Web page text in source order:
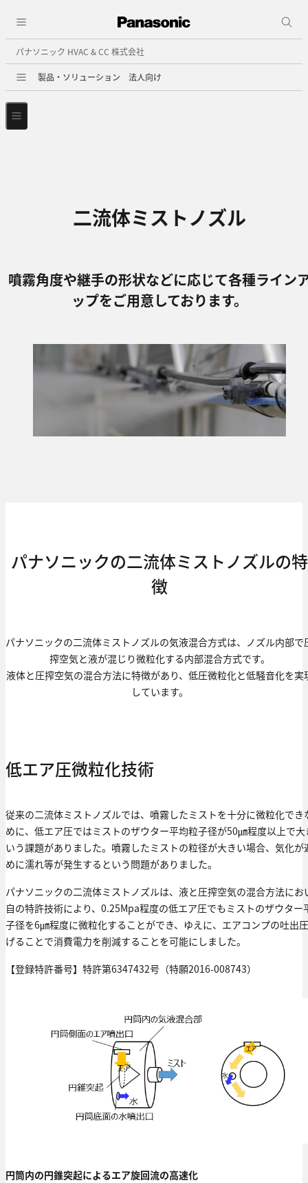
パナソニック HVAC & CC 株式会社
製品・ソリューション 法人向け
二流体ミストノズル
噴霧角度や継手の形状などに応じて各種ライン
ップをご用意しております。
パナソニックの二流体ミストノズルの特
徴
パナソニックの二流体ミストノズルの気液混合方式は、ノズル内部で
搾空気と液が混じり微粒化する内部混合方式です。
液体と圧搾空気の混合方法に特徴があり、低圧微粒化と低騒音化を実
しています。
低エア圧微粒化技術
従来の二流体ミストノズルでは、噴霧したミストを十分に微粒化でき
めに、低エア圧ではミストのザウター平均粒子径が50㎛程度以上で
いう課題がありました。噴霧したミストの粒径が大きい場合、気化が
めに濡れ等が発生するという問題がありました。
パナソニックの二流体ミストノズルは、液と圧搾空気の混合方法にお
自の特許技術により、0.25Mpa程度の低エア圧でもミストのザウター
子径を6㎛程度に微粒化することができ、ゆえに、エアコンプの吐出
げることで消費電力を削減することを可能にしました。
【登録特許番号】特許第6347432号（特願2016-008743）
円筒内の円錐突起によるエア旋回流の高速化